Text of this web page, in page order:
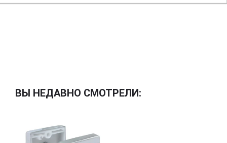
ВЫ НЕДАВНО СМОТРЕЛИ: